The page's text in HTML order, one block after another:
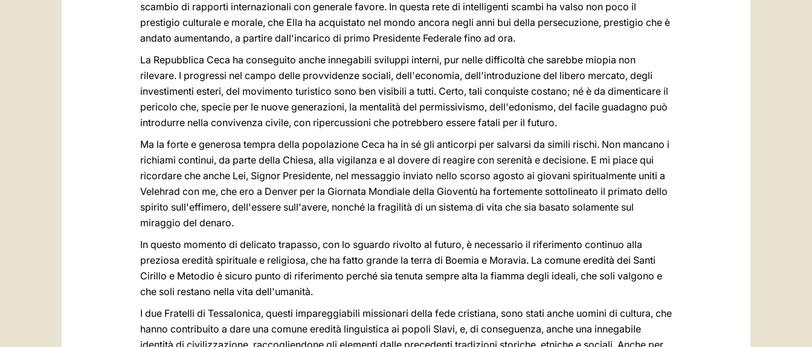
scambio di rapporti internazionali con generale favore. In questa rete di intelligenti scambi ha valso non poco il
prestigio culturale e morale, che Ella ha acquistato nel mondo ancora negli anni bui della persecuzione, prestigio che è
andato aumentando, a partire dall'incarico di primo Presidente Federale fino ad ora.
La Repubblica Ceca ha conseguito anche innegabili sviluppi interni, pur nelle difficoltà che sarebbe miopia non
rilevare. I progressi nel campo delle provvidenze sociali, dell'economia, dell'introduzione del libero mercato, degli
investimenti esteri, del movimento turistico sono ben visibili a tutti. Certo, tali conquiste costano; né è da dimenticare il
pericolo che, specie per le nuove generazioni, la mentalità del permissivismo, dell'edonismo, del facile guadagno può
introdurre nella convivenza civile, con ripercussioni che potrebbero essere fatali per il futuro.
Ma la forte e generosa tempra della popolazione Ceca ha in sé gli anticorpi per salvarsi da simili rischi. Non mancano i
richiami continui, da parte della Chiesa, alla vigilanza e al dovere di reagire con serenità e decisione. E mi piace qui
ricordare che anche Lei, Signor Presidente, nel messaggio inviato nello scorso agosto ai giovani spiritualmente uniti a
Velehrad con me, che ero a Denver per la Giornata Mondiale della Gioventù ha fortemente sottolineato il primato dello
spirito sull'effimero, dell'essere sull'avere, nonché la fragilità di un sistema di vita che sia basato solamente sul
miraggio del denaro.
In questo momento di delicato trapasso, con lo sguardo rivolto al futuro, è necessario il riferimento continuo alla
preziosa eredità spirituale e religiosa, che ha fatto grande la terra di Boemia e Moravia. La comune eredità dei Santi
Cirillo e Metodio è sicuro punto di riferimento perché sia tenuta sempre alta la fiamma degli ideali, che soli valgono e
che soli restano nella vita dell'umanità.
I due Fratelli di Tessalonica, questi impareggiabili missionari della fede cristiana, sono stati anche uomini di cultura, che
hanno contribuito a dare una comune eredità linguistica ai popoli Slavi, e, di conseguenza, anche una innegabile
identità di civilizzazione, raccogliendone gli elementi dalle precedenti tradizioni storiche, etniche e sociali. Anche per